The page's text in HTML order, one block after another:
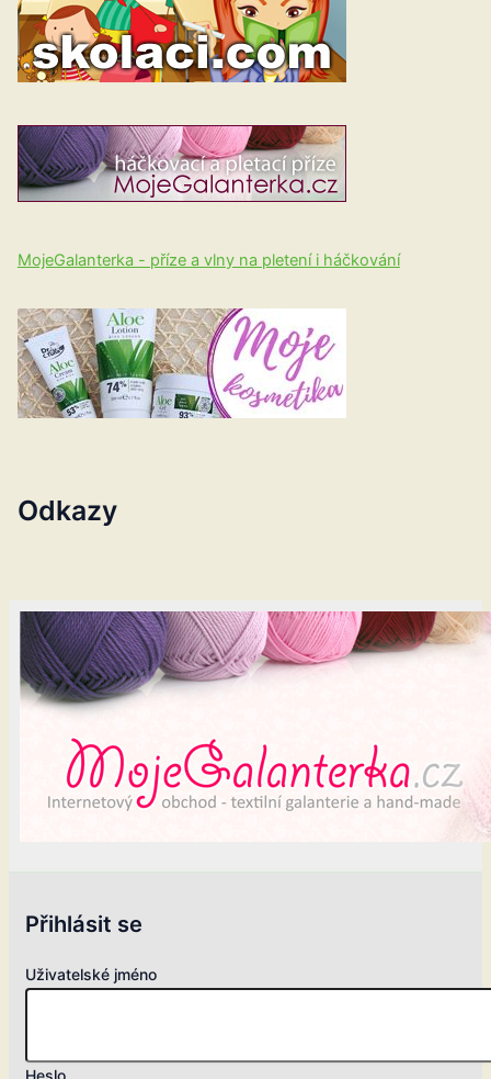
MojeGalanterka - příze a vlny na pletení i háčkování
Odkazy
Přihlásit se
Uživatelské jméno
Heslo